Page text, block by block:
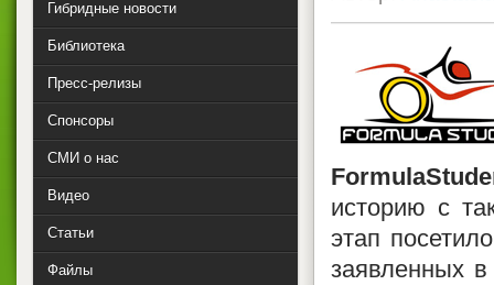
историю с
этап
заявленных
Гибридные новости
Библиотека
Пресс-релизы
Спонсоры
СМИ о нас
Видео
Статьи
Файлы